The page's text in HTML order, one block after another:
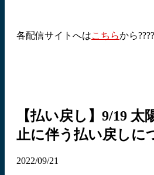
各配信サイトへはこちらから????
【払い戻し】9/19 太
止に伴う払い戻しに
2022/09/21